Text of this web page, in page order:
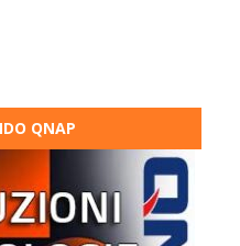
QNAP